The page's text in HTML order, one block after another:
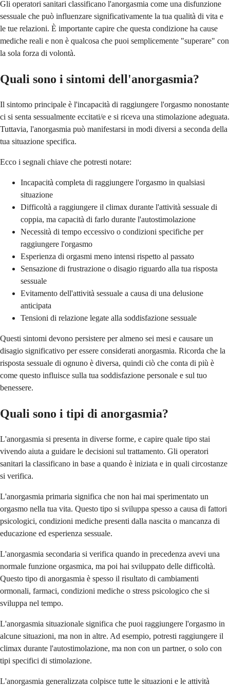
Gli operatori sanitari classificano l'anorgasmia come una disfunzione
sessuale che può influenzare significativamente la tua qualità di vita e
le tue relazioni. È importante capire che questa condizione ha cause
mediche reali e non è qualcosa che puoi semplicemente "superare" con
la sola forza di volontà.
Quali sono i sintomi dell'anorgasmia?
Il sintomo principale è l'incapacità di raggiungere l'orgasmo nonostante
ci si senta sessualmente eccitati/e e si riceva una stimolazione adeguata.
Tuttavia, l'anorgasmia può manifestarsi in modi diversi a seconda della
tua situazione specifica.
Ecco i segnali chiave che potresti notare:
Incapacità completa di raggiungere l'orgasmo in qualsiasi
situazione
Difficoltà a raggiungere il climax durante l'attività sessuale di
coppia, ma capacità di farlo durante l'autostimolazione
Necessità di tempo eccessivo o condizioni specifiche per
raggiungere l'orgasmo
Esperienza di orgasmi meno intensi rispetto al passato
Sensazione di frustrazione o disagio riguardo alla tua risposta
sessuale
Evitamento dell'attività sessuale a causa di una delusione
anticipata
Tensioni di relazione legate alla soddisfazione sessuale
Questi sintomi devono persistere per almeno sei mesi e causare un
disagio significativo per essere considerati anorgasmia. Ricorda che la
risposta sessuale di ognuno è diversa, quindi ciò che conta di più è
come questo influisce sulla tua soddisfazione personale e sul tuo
benessere.
Quali sono i tipi di anorgasmia?
L'anorgasmia si presenta in diverse forme, e capire quale tipo stai
vivendo aiuta a guidare le decisioni sul trattamento. Gli operatori
sanitari la classificano in base a quando è iniziata e in quali circostanze
si verifica.
L'anorgasmia primaria significa che non hai mai sperimentato un
orgasmo nella tua vita. Questo tipo si sviluppa spesso a causa di fattori
psicologici, condizioni mediche presenti dalla nascita o mancanza di
educazione ed esperienza sessuale.
L'anorgasmia secondaria si verifica quando in precedenza avevi una
normale funzione orgasmica, ma poi hai sviluppato delle difficoltà.
Questo tipo di anorgasmia è spesso il risultato di cambiamenti
ormonali, farmaci, condizioni mediche o stress psicologico che si
sviluppa nel tempo.
L'anorgasmia situazionale significa che puoi raggiungere l'orgasmo in
alcune situazioni, ma non in altre. Ad esempio, potresti raggiungere il
climax durante l'autostimolazione, ma non con un partner, o solo con
tipi specifici di stimolazione.
L'anorgasmia generalizzata colpisce tutte le situazioni e le attività